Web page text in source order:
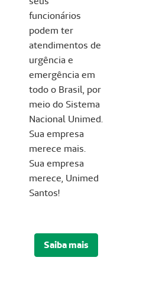
funcionários
podem ter
atendimentos de
urgência e
emergência em
todo o Brasil, por
meio do Sistema
Nacional Unimed.
Sua empresa
merece mais.
Sua empresa
merece, Unimed
Santos!
Saiba mais